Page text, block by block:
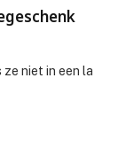
niet in een la